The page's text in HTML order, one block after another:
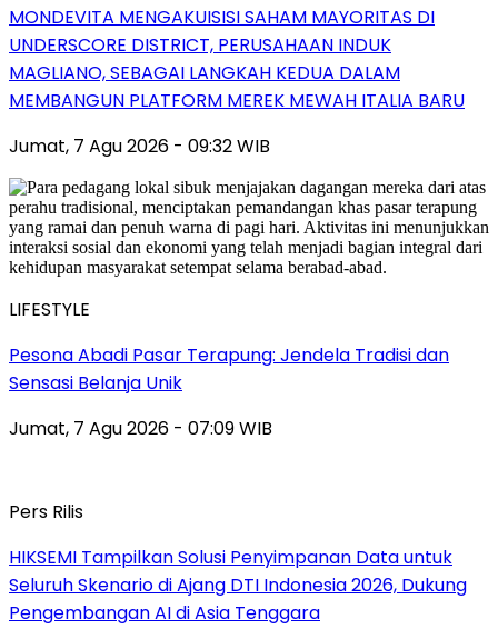
MONDEVITA MENGAKUISISI SAHAM MAYORITAS DI
UNDERSCORE DISTRICT, PERUSAHAAN INDUK
MAGLIANO, SEBAGAI LANGKAH KEDUA DALAM
MEMBANGUN PLATFORM MEREK MEWAH ITALIA BARU
Jumat, 7 Agu 2026 - 09:32 WIB
LIFESTYLE
Pesona Abadi Pasar Terapung: Jendela Tradisi dan
Sensasi Belanja Unik
Jumat, 7 Agu 2026 - 07:09 WIB
Pers Rilis
HIKSEMI Tampilkan Solusi Penyimpanan Data untuk
Seluruh Skenario di Ajang DTI Indonesia 2026, Dukung
Pengembangan AI di Asia Tenggara